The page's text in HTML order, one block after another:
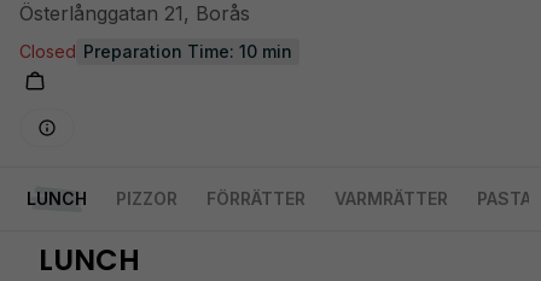
Österlånggatan 21, Borås
Closed Preparation Time: 10 min
LUNCH PIZZOR FÖRRÄTTER VARMRÄTTER
LUNCH